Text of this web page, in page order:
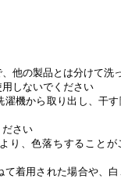
他の製品とは分けて洗
用しないでください
濯機から取り出し、干す
ださい
り、色落ちすることが
て着用された場合や、